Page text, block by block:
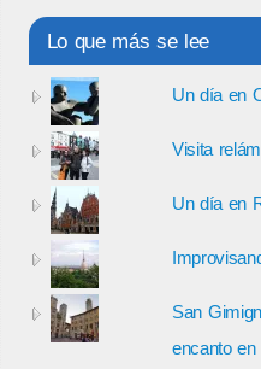
Lo que más se lee
Un día en
Visita
Un día en
San
encanto en